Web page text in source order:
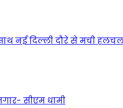
नई दिल्ली दौरे से मची
सीएम धामी